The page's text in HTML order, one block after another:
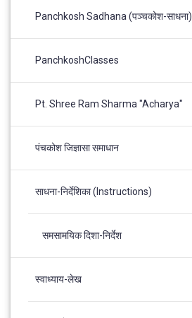
Panchkosh Sadhana (पञ्चकोश-साधना)
PanchkoshClasses
Pt. Shree Ram Sharma "Acharya"
पंचकोश जिज्ञासा समाधान
साधना-निर्देशिका (Instructions)
समसामयिक दिशा-निर्देश
स्वाध्याय-लेख